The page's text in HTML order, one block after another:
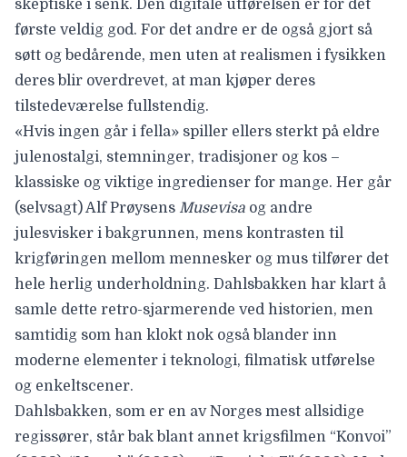
skeptiske i senk. Den digitale utførelsen er for det
første veldig god. For det andre er de også gjort så
søtt og bedårende, men uten at realismen i fysikken
deres blir overdrevet, at man kjøper deres
tilstedeværelse fullstendig.
«Hvis ingen går i fella» spiller ellers sterkt på eldre
julenostalgi, stemninger, tradisjoner og kos –
klassiske og viktige ingredienser for mange. Her går
(selvsagt) Alf Prøysens Musevisa og andre
julesvisker i bakgrunnen, mens kontrasten til
krigføringen mellom mennesker og mus tilfører det
hele herlig underholdning. Dahlsbakken har klart å
samle dette retro-sjarmerende ved historien, men
samtidig som han klokt nok også blander inn
moderne elementer i teknologi, filmatisk utførelse
og enkeltscener.
Dahlsbakken, som er en av Norges mest allsidige
regissører, står bak blant annet krigsfilmen “Konvoi”